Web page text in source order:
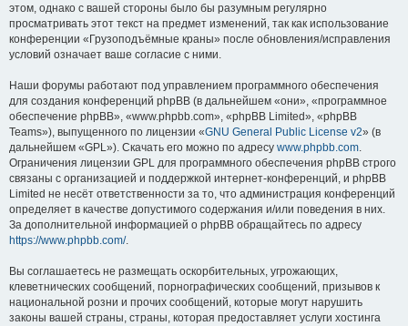
этом, однако с вашей стороны было бы разумным регулярно
просматривать этот текст на предмет изменений, так как использование
конференции «Грузоподъёмные краны» после обновления/исправления
условий означает ваше согласие с ними.
Наши форумы работают под управлением программного обеспечения
для создания конференций phpBB (в дальнейшем «они», «программное
обеспечение phpBB», «www.phpbb.com», «phpBB Limited», «phpBB
Teams»), выпущенного по лицензии «GNU General Public License v2» (в
дальнейшем «GPL»). Скачать его можно по адресу www.phpbb.com.
Ограничения лицензии GPL для программного обеспечения phpBB строго
связаны с организацией и поддержкой интернет-конференций, и phpBB
Limited не несёт ответственности за то, что администрация конференций
определяет в качестве допустимого содержания и/или поведения в них.
За дополнительной информацией о phpBB обращайтесь по адресу
https://www.phpbb.com/.
Вы соглашаетесь не размещать оскорбительных, угрожающих,
клеветнических сообщений, порнографических сообщений, призывов к
национальной розни и прочих сообщений, которые могут нарушить
законы вашей страны, страны, которая предоставляет услуги хостинга